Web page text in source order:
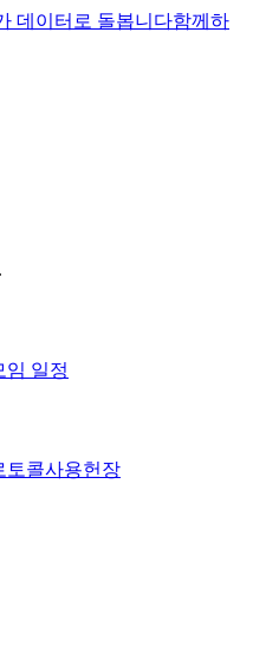
데이터로 돌봅니다함께하
임 일정
토콜사용헌장